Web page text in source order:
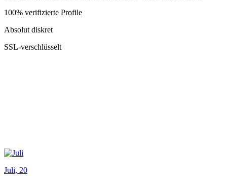
100% verifizierte Profile
Absolut diskret
SSL-verschlüsselt
Juli, 20